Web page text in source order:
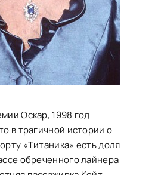
Оскар, 1998 год
в трагичной истории о
«Титаника» есть доля
обреченного лайнера